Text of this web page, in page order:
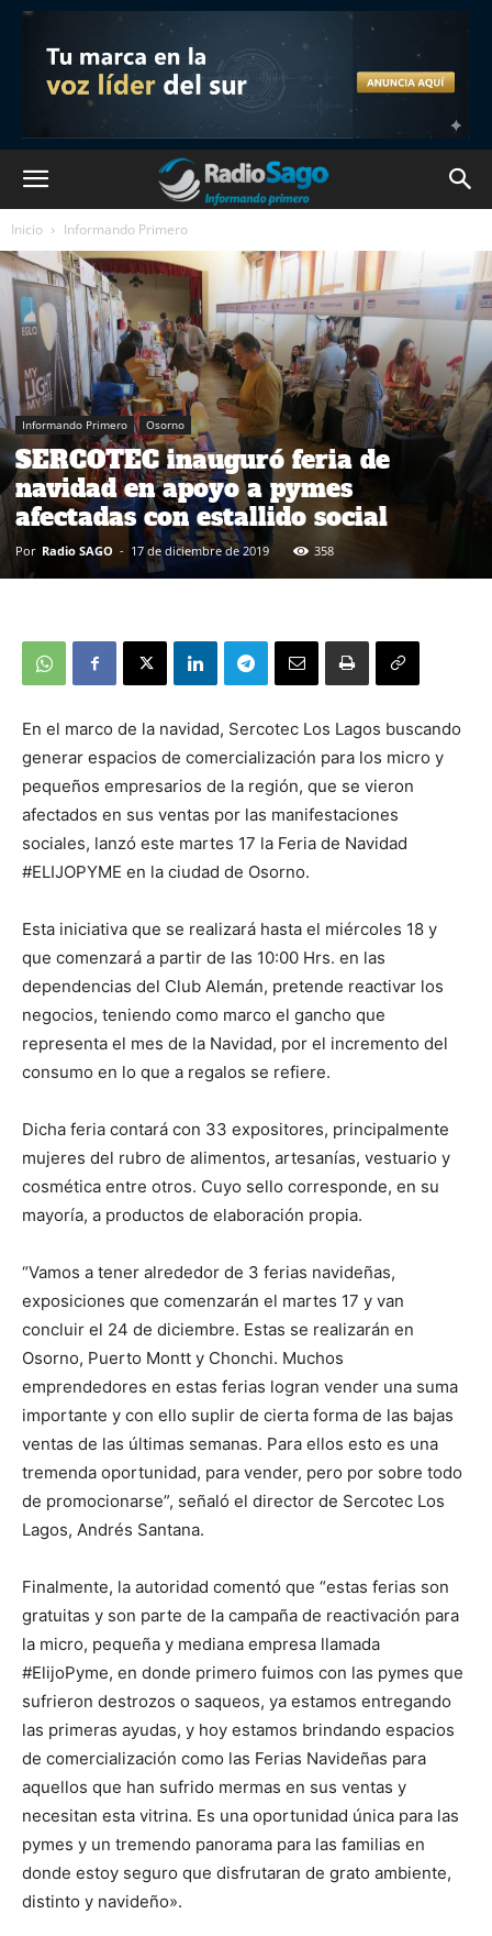
Inicio Informando Primero
Informando Primero Osorno
SERCOTEC inauguró feria de
navidad en apoyo a pymes
afectadas con estallido social
Por Radio SAGO - 17 de diciembre de 2019 358
En el marco de la navidad, Sercotec Los Lagos buscando
generar espacios de comercialización para los micro y
pequeños empresarios de la región, que se vieron
afectados en sus ventas por las manifestaciones
sociales, lanzó este martes 17 la Feria de Navidad
#ELIJOPYME en la ciudad de Osorno.
Esta iniciativa que se realizará hasta el miércoles 18 y
que comenzará a partir de las 10:00 Hrs. en las
dependencias del Club Alemán, pretende reactivar los
negocios, teniendo como marco el gancho que
representa el mes de la Navidad, por el incremento del
consumo en lo que a regalos se refiere.
Dicha feria contará con 33 expositores, principalmente
mujeres del rubro de alimentos, artesanías, vestuario y
cosmética entre otros. Cuyo sello corresponde, en su
mayoría, a productos de elaboración propia.
“Vamos a tener alrededor de 3 ferias navideñas,
exposiciones que comenzarán el martes 17 y van
concluir el 24 de diciembre. Estas se realizarán en
Osorno, Puerto Montt y Chonchi. Muchos
emprendedores en estas ferias logran vender una suma
importante y con ello suplir de cierta forma de las bajas
ventas de las últimas semanas. Para ellos esto es una
tremenda oportunidad, para vender, pero por sobre todo
de promocionarse”, señaló el director de Sercotec Los
Lagos, Andrés Santana.
Finalmente, la autoridad comentó que “estas ferias son
gratuitas y son parte de la campaña de reactivación para
la micro, pequeña y mediana empresa llamada
#ElijoPyme, en donde primero fuimos con las pymes que
sufrieron destrozos o saqueos, ya estamos entregando
las primeras ayudas, y hoy estamos brindando espacios
de comercialización como las Ferias Navideñas para
aquellos que han sufrido mermas en sus ventas y
necesitan esta vitrina. Es una oportunidad única para las
pymes y un tremendo panorama para las familias en
donde estoy seguro que disfrutaran de grato ambiente,
distinto y navideño».